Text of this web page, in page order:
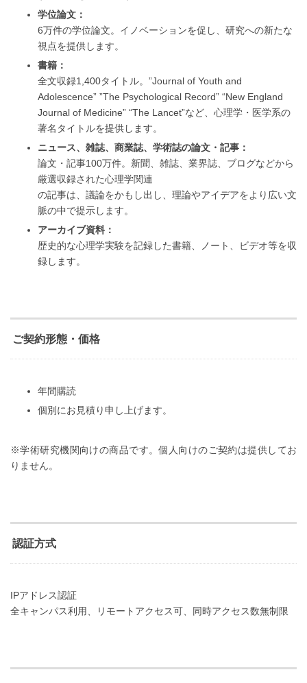
学位論文：
6万件の学位論文。イノベーションを促し、研究への新たな
視点を提供します。
書籍：
全文収録1,400タイトル。”Journal of Youth and
Adolescence” ”The Psychological Record” “New England
Journal of Medicine” “The Lancet”など、心理学・医学系の
著名タイトルを提供します。
ニュース、雑誌、商業誌、学術誌の論文・記事：
論文・記事100万件。新聞、雑誌、業界誌、ブログなどから
厳選収録された心理学関連
の記事は、議論をかもし出し、理論やアイデアをより広い文
脈の中で提示します。
アーカイブ資料：
歴史的な心理学実験を記録した書籍、ノート、ビデオ等を収
録します。
ご契約形態・価格
年間購読
個別にお見積り申し上げます。
※学術研究機関向けの商品です。個人向けのご契約は提供してお
りません。
認証方式
IPアドレス認証
全キャンパス利用、リモートアクセス可、同時アクセス数無制限